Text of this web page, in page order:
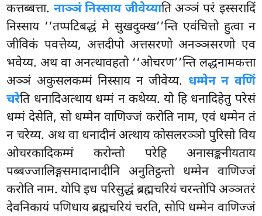
कत्तब्बत्ता. नाञ्ञं निस्साय जीवेय्याति अञ्ञं परं इस्सरादिं
निस्साय ‘‘तप्पटिबद्धं मे सुखदुक्ख’’न्ति एवंचित्तो हुत्वा न
जीविकं पवत्तेय्य, अत्तदीपो अत्तसरणो अनञ्ञसरणो एव
भवेय्य. अथ वा अनत्थावहतो ‘‘ओचरण’’न्ति लद्धनामकत्ता
अञ्ञं अकुसलकम्मं निस्साय न जीवेय्य. धम्मेन न वणिं
चरेति धनादिअत्थाय धम्मं न कथेय्य. यो हि धनादिहेतु परेसं
धम्मं देसेति, सो धम्मेन वाणिज्जं करोति नाम, एवं धम्मेन तं
न चरेय्य. अथ वा धनादीनं अत्थाय कोसलरञ्ञो पुरिसो विय
ओचरकादिकम्मं करोन्तो परेहि अनासङ्कनीयताय
पब्बज्जालिङ्गसमादानादीनि अनुतिट्ठन्तो धम्मेन वाणिज्जं
करोति नाम. योपि इध परिसुद्धं ब्रह्मचरियं चरन्तोपि अञ्ञतरं
देवनिकायं पणिधाय ब्रह्मचरियं चरति, सोपिधम्मेन वाणिज्जं